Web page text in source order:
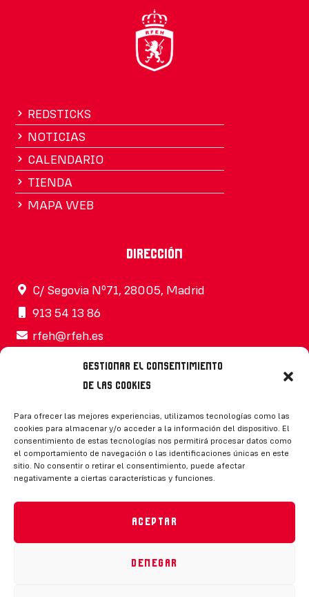
Gestionar el consentimiento
de las cookies
Para ofrecer las mejores experiencias, utilizamos tecnologías como las
cookies para almacenar y/o acceder a la información del dispositivo. El
consentimiento de estas tecnologías nos permitirá procesar datos como
el comportamiento de navegación o las identificaciones únicas en este
sitio. No consentir o retirar el consentimiento, puede afectar
negativamente a ciertas características y funciones.
Aceptar
Denegar
REDSTICKS
NOTICIAS
CALENDARIO
TIENDA
MAPA WEB
Dirección
C/ Segovia Nº71, 28005, Madrid
913 54 13 86
rfeh@rfeh.es
Síguenos